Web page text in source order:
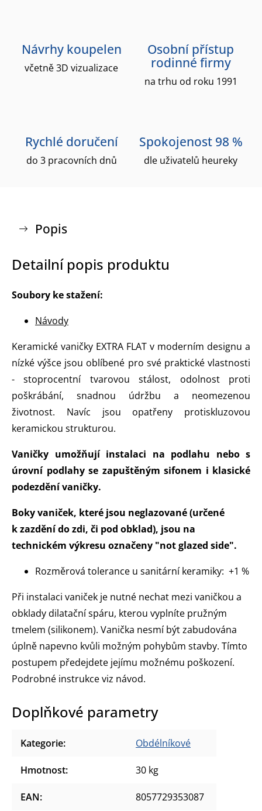
Návrhy koupelen
včetně 3D vizualizace
Osobní přístup
rodinné firmy
na trhu od roku 1991
Rychlé doručení
do 3 pracovních dnů
Spokojenost 98 %
dle uživatelů heureky
Popis
Detailní popis produktu
Soubory ke stažení:
Návody
Keramické vaničky EXTRA FLAT v moderním designu a
nízké výšce jsou oblíbené pro své praktické vlastnosti
- stoprocentní tvarovou stálost, odolnost proti
poškrábání, snadnou údržbu a neomezenou
životnost. Navíc jsou opatřeny protiskluzovou
keramickou strukturou.
Vaničky umožňují instalaci na podlahu nebo s
úrovní podlahy se zapuštěným sifonem i klasické
podezdění vaničky.
Boky vaniček, které jsou neglazované (určené
k zazdění do zdi, či pod obklad), jsou na
technickém výkresu označeny "not glazed side".
Rozměrová tolerance u sanitární keramiky: +1 %
Při instalaci vaniček je nutné nechat mezi vaničkou a
obklady dilatační spáru, kterou vyplníte pružným
tmelem (silikonem). Vanička nesmí být zabudována
úplně napevno kvůli možným pohybům stavby. Tímto
postupem předejdete jejímu možnému poškození.
Podrobné instrukce viz návod.
Doplňkové parametry
Kategorie: Obdélníkové
Hmotnost: 30 kg
EAN: 8057729353087